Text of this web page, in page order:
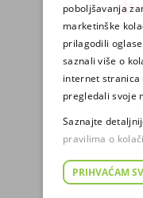
poboljšavanja
marketinške
prilagodili
saznali više o
internet stranica
pregledali svoje
Saznajte
pravilima o
PRIHVAĆAM